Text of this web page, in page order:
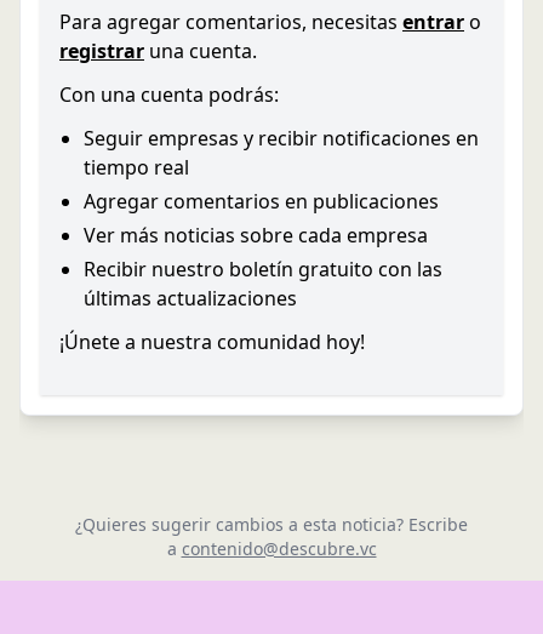
Para agregar comentarios, necesitas entraro
registrar una cuenta.
Con una cuenta podrás:
Seguir empresas y recibir notificaciones en
tiempo real
Agregar comentarios en publicaciones
Ver más noticias sobre cada empresa
Recibir nuestro boletín gratuito con las
últimas actualizaciones
¡Únete a nuestra comunidad hoy!
¿Quieres sugerir cambios a esta noticia? Escribe
a contenido@descubre.vc